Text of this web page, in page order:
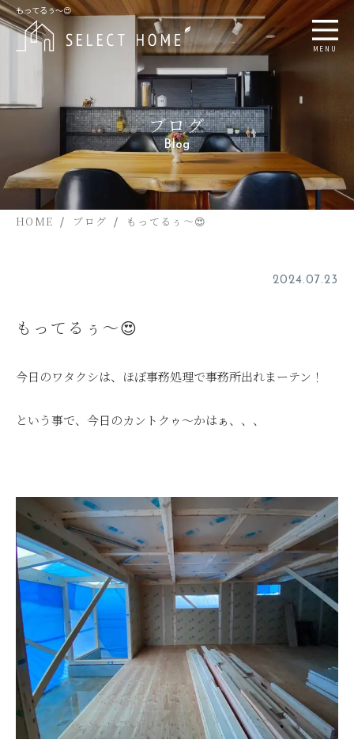
もってるぅ～😍
MENU
ブログ
Blog
HOME ブログ もってるぅ～😍
2024.07.23
もってるぅ～😍
今日のワタクシは、ほぼ事務処理で事務所出れまーテン！
という事で、今日のカントクゥ～かはぁ、、、